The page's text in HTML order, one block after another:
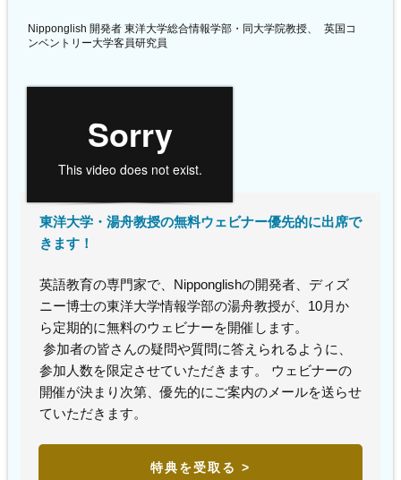
Nipponglish 開発者 東洋大学総合情報学部・同大学院教授、 英国コ
ンベントリー大学客員研究員
東洋大学・湯舟教授の無料ウェビナー優先的に出席で
きます！
英語教育の専門家で、Nipponglishの開発者、ディズ
ニー博士の東洋大学情報学部の湯舟教授が、10月か
ら定期的に無料のウェビナーを開催します。
参加者の皆さんの疑問や質問に答えられるように、
参加人数を限定させていただきます。 ウェビナーの
開催が決まり次第、優先的にご案内のメールを送らせ
ていただきます。
特典を受取る >